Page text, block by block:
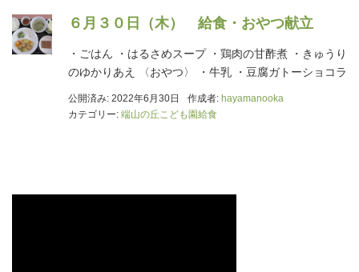
６月３０日（木） 給食・おやつ献立
・ごはん ・はるさめスープ ・鶏肉の甘酢煮 ・きゅうり
のゆかりあえ 〈おやつ〉 ・牛乳 ・豆腐ガトーショコラ
公開済み: 2022年6月30日 作成者: hayamanooka
カテゴリー: 端山の丘こども園給食